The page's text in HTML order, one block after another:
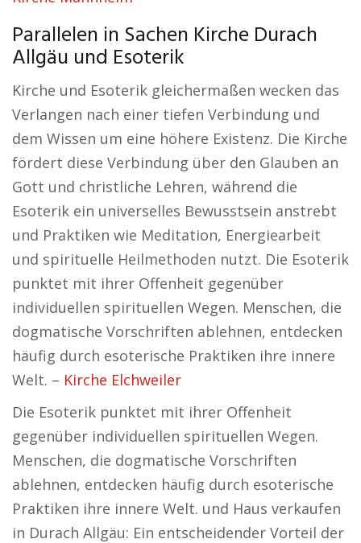
Parallelen in Sachen Kirche Durach
Allgäu und Esoterik
Kirche und Esoterik gleichermaßen wecken das
Verlangen nach einer tiefen Verbindung und
dem Wissen um eine höhere Existenz. Die Kirche
fördert diese Verbindung über den Glauben an
Gott und christliche Lehren, während die
Esoterik ein universelles Bewusstsein anstrebt
und Praktiken wie Meditation, Energiearbeit
und spirituelle Heilmethoden nutzt. Die Esoterik
punktet mit ihrer Offenheit gegenüber
individuellen spirituellen Wegen. Menschen, die
dogmatische Vorschriften ablehnen, entdecken
häufig durch esoterische Praktiken ihre innere
Welt. – Kirche Elchweiler
Die Esoterik punktet mit ihrer Offenheit
gegenüber individuellen spirituellen Wegen.
Menschen, die dogmatische Vorschriften
ablehnen, entdecken häufig durch esoterische
Praktiken ihre innere Welt. und Haus verkaufen
in Durach Allgäu: Ein entscheidender Vorteil der